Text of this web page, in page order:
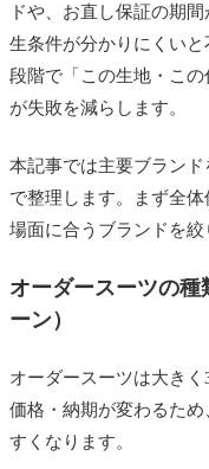
ドや、お直し保証の期
生条件が分かりにくい
段階で「この生地・こ
が失敗を減らします。
本記事では主要ブラン
で整理します。まず全
場面に合うブランドを絞
オーダースーツの種
ーン）
オーダースーツは大き
価格・納期が変わるた
すくなります。